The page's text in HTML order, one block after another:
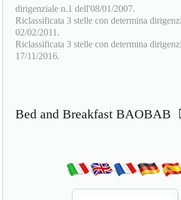
dirigenziale n.1 dell'08/01/2007.
Riclassificata 3 stelle con determina
02/02/2011.
Riclassificata 3 stelle con determina
17/11/2016.
Bed and Breakfast BAOBAB